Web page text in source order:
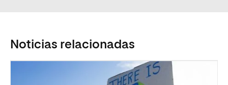
Noticias relacionadas